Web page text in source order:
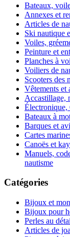
Bateaux,
Annexes et
Articles de
Ski nautique
Voiles,
Peinture et
Planches à
Voiliers de
Scooters des
Vêtements et
Accastillage,
Électronique,
Bateaux à
Barques et
Cartes
Canoës et
Manuels,
nautisme
Catégories
Bijoux et
Bijoux pour
Perles au
Articles de